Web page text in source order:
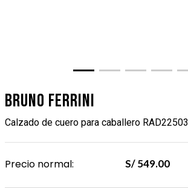
Bruno Ferrini
Calzado de cuero para caballero RAD22503
Precio normal: S/ 549.00